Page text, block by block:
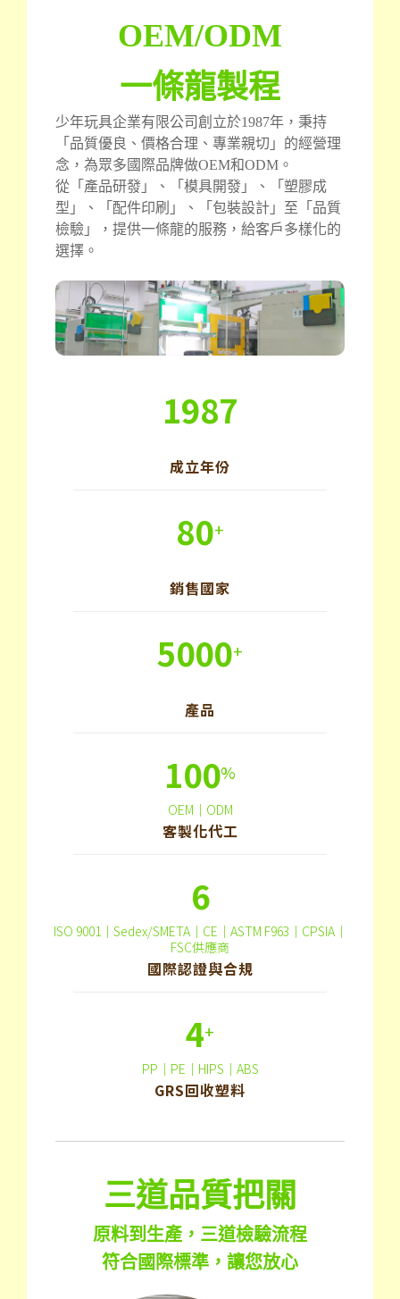
OEM/ODM
一條龍製程
少年玩具企業有限公司創立於1987年，秉持
「品質優良、價格合理、專業親切」的經營理
念，為眾多國際品牌做OEM和ODM。
從「產品研發」、「模具開發」、「塑膠成
型」、「配件印刷」、「包裝設計」至「品質
檢驗」，提供一條龍的服務，給客戶多樣化的
選擇。
1987
成立年份
80+
銷售國家
5000+
產品
100%
OEM｜ODM
客製化代工
6
ISO 9001｜Sedex/SMETA｜CE｜ASTM F963｜CPSIA｜
FSC供應商
國際認證與合規
4+
PP｜PE｜HIPS｜ABS
GRS回收塑料
三道品質把關
原料到生產，三道檢驗流程
符合國際標準，讓您放心